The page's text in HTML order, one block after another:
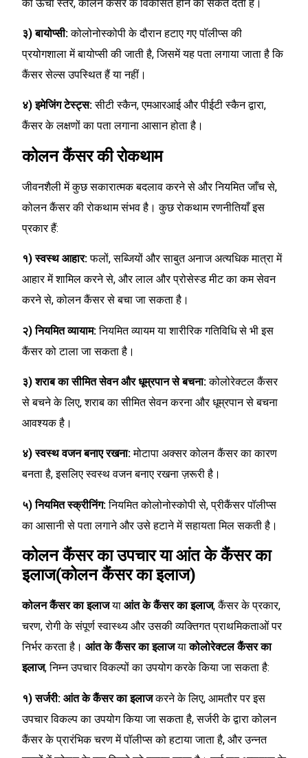
का ऊँचा स्तर, कोलन कैंसर के विकसित होने का सकेंत देता है।
३) बायोप्सी:कोलोनोस्कोपी के दौरान हटाए गए पॉलीप्स की
प्रयोगशाला में बायोप्सी की जाती है, जिसमें यह पता लगाया जाता है कि
कैंसर सेल्स उपस्थित हैं या नहीं।
४) इमेजिंग टेस्ट्स:सीटी स्कैन, एमआरआई और पीईटी स्कैन द्वारा,
कैंसर के लक्षणों का पता लगाना आसान होता है।
कोलन कैंसर की रोकथाम
जीवनशैली में कुछ सकारात्मक बदलाव करने से और नियमित जाँच से,
कोलन कैंसर की रोकथाम संभव है। कुछ रोकथाम रणनीतियाँ इस
प्रकार हैं:
१) स्वस्थ आहार:फलों, सब्जियों और साबुत अनाज अत्यधिक मात्रा में
आहार में शामिल करने से, और लाल और प्रोसेस्ड मीट का कम सेवन
करने से, कोलन कैंसर से बचा जा सकता है।
२) नियमित व्यायाम:नियमित व्यायम या शारीरिक गतिविधि से भी इस
कैंसर को टाला जा सकता है।
३) शराब का सीमित सेवन और धूम्रपान से बचना:कोलोरेक्टल कैंसर
से बचने के लिए, शराब का सीमित सेवन करना और धूम्रपान से बचना
आवश्यक है।
४) स्वस्थ वजन बनाए रखना:मोटापा अक्सर कोलन कैंसर का कारण
बनता है, इसलिए स्वस्थ वजन बनाए रखना ज़रूरी है।
५) नियमित स्क्रीनिंग:नियमित कोलोनोस्कोपी से, प्रीकैंसर पॉलीप्स
का आसानी से पता लगाने और उसे हटाने में सहायता मिल सकती है।
कोलन कैंसर का उपचार या आंत के कैंसर का
इलाज(कोलन कैंसर का इलाज)
कोलन कैंसर का इलाजया आंत के कैंसर का इलाज, कैंसर के प्रकार,
चरण, रोगी के संपूर्ण स्वास्थ्य और उसकी व्यक्तिगत प्राथमिकताओं पर
निर्भर करता है। आंत के कैंसर का इलाजयाकोलोरेक्टल कैंसर का
इलाज, निम्न उपचार विकल्पों का उपयोग करके किया जा सकता है:
१) सर्जरी: आंत के कैंसर का इलाजकरने के लिए, आमतौर पर इस
उपचार विकल्प का उपयोग किया जा सकता है, सर्जरी के द्वारा कोलन
कैंसर के प्रारंभिक चरण में पॉलीप्स को हटाया जाता है, और उन्नत